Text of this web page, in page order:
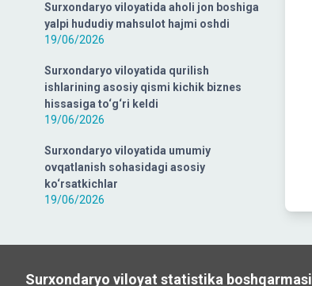
Surxondaryo viloyatida aholi jon boshiga
yalpi hududiy mahsulot hajmi oshdi
19/06/2026
Surxondaryo viloyatida qurilish
ishlarining asosiy qismi kichik biznes
hissasiga to‘g‘ri keldi
19/06/2026
Surxondaryo viloyatida umumiy
ovqatlanish sohasidagi asosiy
ko‘rsatkichlar
19/06/2026
Surxondaryo viloyat statistika boshqarmasi